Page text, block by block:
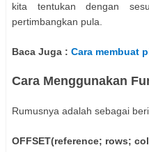
kita tentukan dengan
pertimbangkan pula.
Baca Juga : Cara membuat
Cara Menggunakan
Rumusnya adalah sebagai
OFFSET(reference; rows;